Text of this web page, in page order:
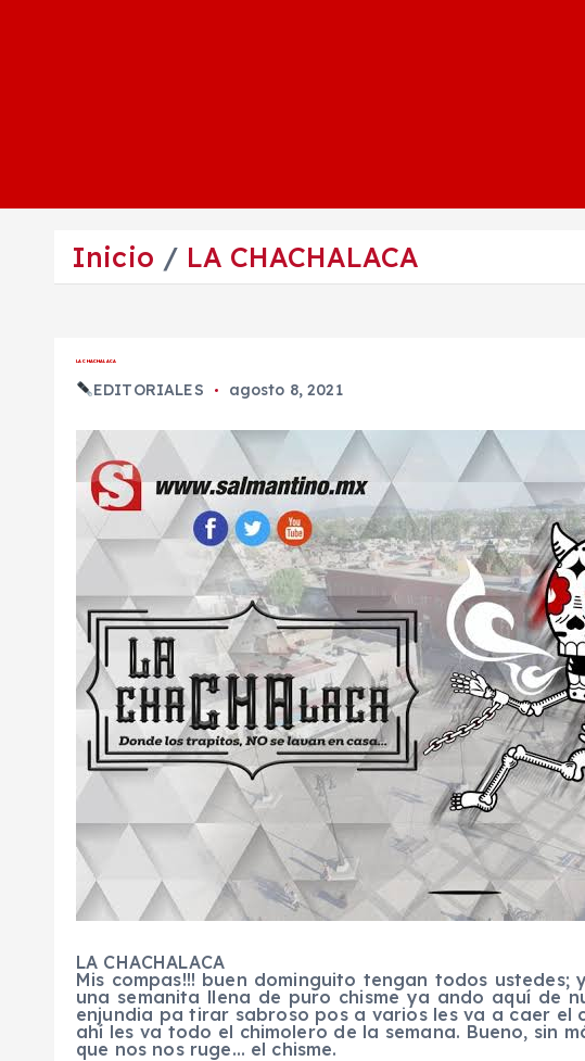
Inicio LA CHACHALACA
LA CHACHALACA
EDITORIALES agosto 8, 2021
LA CHACHALACA
Mis compas!!! buen dominguito tengan todos ustedes;
una semanita llena de puro chisme ya ando aquí de
enjundia pa tirar sabroso pos a varios les va a caer el
ahí les va todo el chimolero de la semana. Bueno, sin
que nos nos ruge… el chisme.